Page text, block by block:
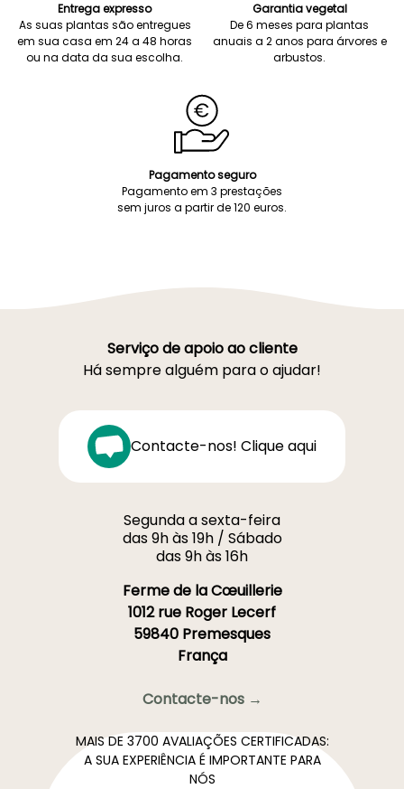
Entrega expresso
As suas plantas são entregues
em sua casa em 24 a 48 horas
ou na data da sua escolha.
Garantia vegetal
De 6 meses para plantas
anuais a 2 anos para árvores e
arbustos.
Pagamento seguro
Pagamento em 3 prestações
sem juros a partir de 120 euros.
Serviço de apoio ao cliente
Há sempre alguém para o ajudar!
Contacte-nos! Clique aqui
Segunda a sexta-feira
das 9h às 19h / Sábado
das 9h às 16h
Ferme de la Cœuillerie
1012 rue Roger Lecerf
59840 Premesques
França
Contacte-nos →
MAIS DE 3700 AVALIAÇÕES CERTIFICADAS:
A SUA EXPERIÊNCIA É IMPORTANTE PARA
NÓS